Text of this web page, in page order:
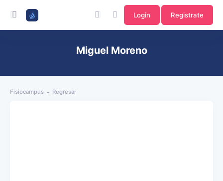
Login Registrate
Miguel Moreno
Fisiocampus Regresar